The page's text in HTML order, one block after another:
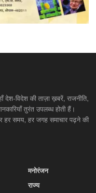
विदेश की ताज़ा ख़बरें, राजनीति,
तुरंत उपलब्ध होती हैं।
हर समय, हर जगह समाचार पढ़ने की
मनोरंजन
राज्य